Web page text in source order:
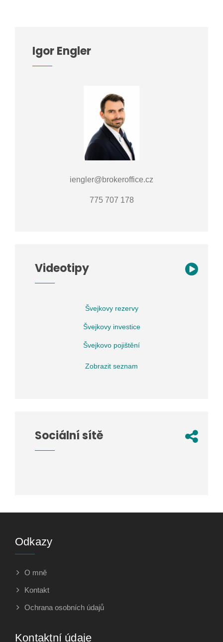
Igor Engler
iengler@brokeroffice.cz
775 707 178
Videotipy
Švejkovy rezervy
Švejkovy investice
Švejkovo pojištění
Zobrazit seznam
Sociální sítě
Odkazy
O mně
Kontakt
Ochrana osobních údajů
Kontaktní údaje